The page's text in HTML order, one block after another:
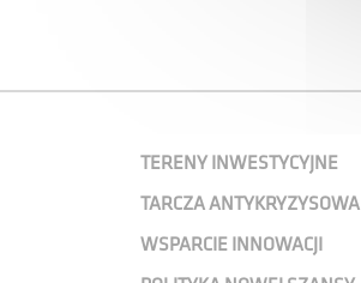
TERENY INWESTYCYJNE
TARCZA ANTYKRYZYSOWA
WSPARCIE INNOWACJI